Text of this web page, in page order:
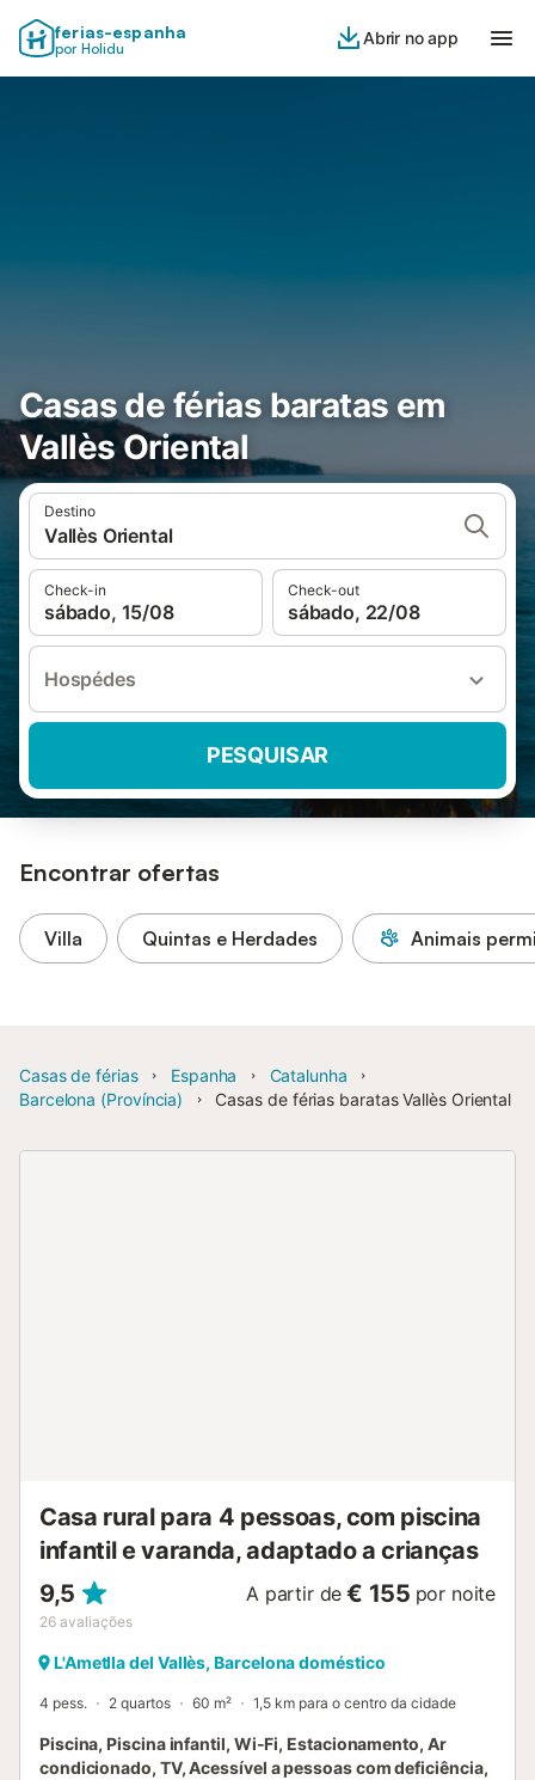
ferias-espanha
por Holidu
Abrir no app
Casas de férias baratas em
Vallès Oriental
Destino
Vallès Oriental
Check-in
sábado, 15/08
Check-out
sábado, 22/08
Hospédes
PESQUISAR
Encontrar ofertas
Villa Quintas e Herdades Animais
Casas de férias Espanha
Catalunha
Barcelona (Província)
Casas de férias baratas Vallès Oriental
Casa rural para 4 pessoas, com piscina
infantil e varanda, adaptado a crianças
9,5
26 avaliações
A partir de € 155 por noite
L'Ametlla del Vallès, Barcelona doméstico
4 pess. 2 quartos 60 m² 1,5 km para o centro da cidade
Piscina, Piscina infantil, Wi-Fi, Estacionamento, Ar
condicionado, TV, Acessível a pessoas com deficiência,